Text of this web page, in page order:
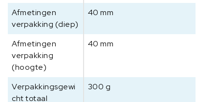
n
t
a
l
Afmetingen
verpakking (diep)
40 mm
Afmetingen
verpakking
(hoogte)
40 mm
Verpakkingsgewi
cht totaal
300 g